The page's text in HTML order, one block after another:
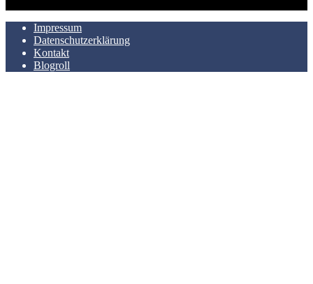
Impressum
Datenschutzerklärung
Kontakt
Blogroll